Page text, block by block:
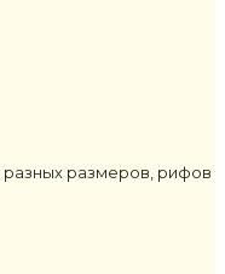
разных размеров, рифов